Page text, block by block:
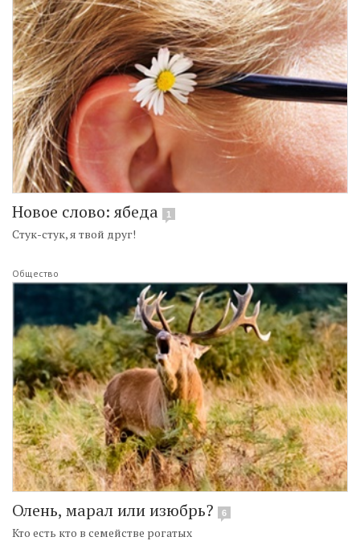
Новое слово: ябеда 1
Стук-стук, я твой друг!
Общество
Олень, марал или изюбрь? 6
Кто есть кто в семействе рогатых